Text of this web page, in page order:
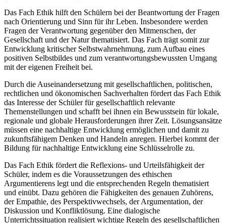
Das Fach Ethik hilft den Schülern bei der Beantwortung der Fragen
nach Orientierung und Sinn für ihr Leben. Insbesondere werden
Fragen der Verantwortung gegenüber den Mitmenschen, der
Gesellschaft und der Natur thematisiert. Das Fach trägt somit zur
Entwicklung kritischer Selbstwahrnehmung, zum Aufbau eines
positiven Selbstbildes und zum verantwortungsbewussten Umgang
mit der eigenen Freiheit bei.
Durch die Auseinandersetzung mit gesellschaftlichen, politischen,
rechtlichen und ökonomischen Sachverhalten fördert das Fach Ethik
das Interesse der Schüler für gesellschaftlich relevante
Themenstellungen und schafft bei ihnen ein Bewusstsein für lokale,
regionale und globale Herausforderungen ihrer Zeit. Lösungsansätze
müssen eine nachhaltige Entwicklung ermöglichen und damit zu
zukunftsfähigem Denken und Handeln anregen. Hierbei kommt der
Bildung für nachhaltige Entwicklung eine Schlüsselrolle zu.
Das Fach Ethik fördert die Reflexions- und Urteilsfähigkeit der
Schüler, indem es die Voraussetzungen des ethischen
Argumentierens legt und die entsprechenden Regeln thematisiert
und einübt. Dazu gehören die Fähigkeiten des genauen Zuhörens,
der Empathie, des Perspektivwechsels, der Argumentation, der
Diskussion und Konfliktlösung. Eine dialogische
Unterrichtssituation realisiert wichtige Regeln des gesellschaftlichen